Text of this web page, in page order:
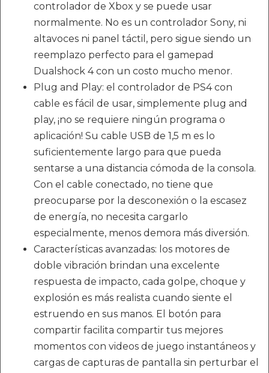
controlador de Xbox y se puede usar
normalmente. No es un controlador Sony, ni
altavoces ni panel táctil, pero sigue siendo un
reemplazo perfecto para el gamepad
Dualshock 4 con un costo mucho menor.
Plug and Play: el controlador de PS4 con
cable es fácil de usar, simplemente plug and
play, ¡no se requiere ningún programa o
aplicación! Su cable USB de 1,5 m es lo
suficientemente largo para que pueda
sentarse a una distancia cómoda de la consola.
Con el cable conectado, no tiene que
preocuparse por la desconexión o la escasez
de energía, no necesita cargarlo
especialmente, menos demora más diversión.
Características avanzadas: los motores de
doble vibración brindan una excelente
respuesta de impacto, cada golpe, choque y
explosión es más realista cuando siente el
estruendo en sus manos. El botón para
compartir facilita compartir tus mejores
momentos con videos de juego instantáneos y
cargas de capturas de pantalla sin perturbar el